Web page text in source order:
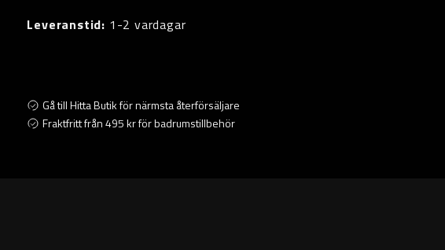
Leveranstid: 1-2 vardagar
Gå till Hitta Butik för närmsta återförsäljare
Fraktfritt från 495 kr för badrumstillbehör